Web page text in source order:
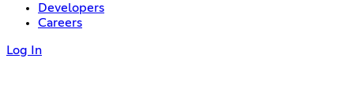
Developers
Careers
Log In